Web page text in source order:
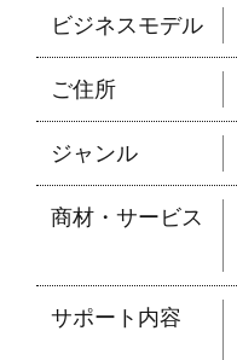
ビジネスモデル
ご住所
ジャンル
商材・サービス
サポート内容